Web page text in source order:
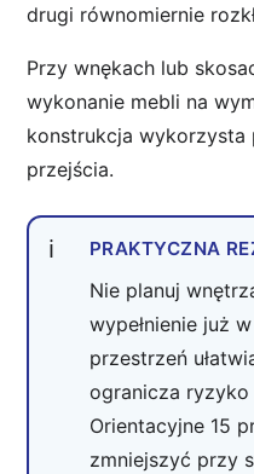
drugi równomiernie
Przy wnękach lub
wykonanie mebli na
konstrukcja wykorzysta
przejścia.
PRAKTYCZNA
Nie planuj
wypełnienie już
przestrzeń
ogranicza ryzyko
Orientacyjne 15
zmniejszyć przy